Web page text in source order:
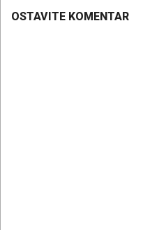
OSTAVITE KOMENTAR